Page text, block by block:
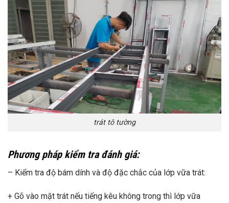
trát tô tường
Phương pháp kiểm tra đánh giá:
– Kiểm tra độ bám dính và độ đặc chắc của lớp vữa trát:
+ Gõ vào mặt trát nếu tiếng kêu không trong thì lớp vữa